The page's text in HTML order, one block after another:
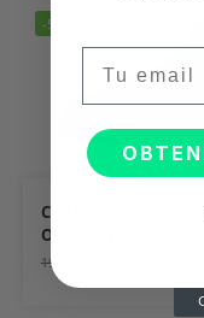
-50%
CHRISTIAN
ORLATO EN ANTE
199,98